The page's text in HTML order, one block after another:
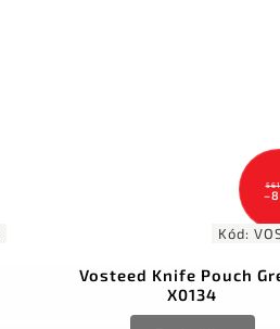
Kód:
Vosteed Knife Pouch
X0134